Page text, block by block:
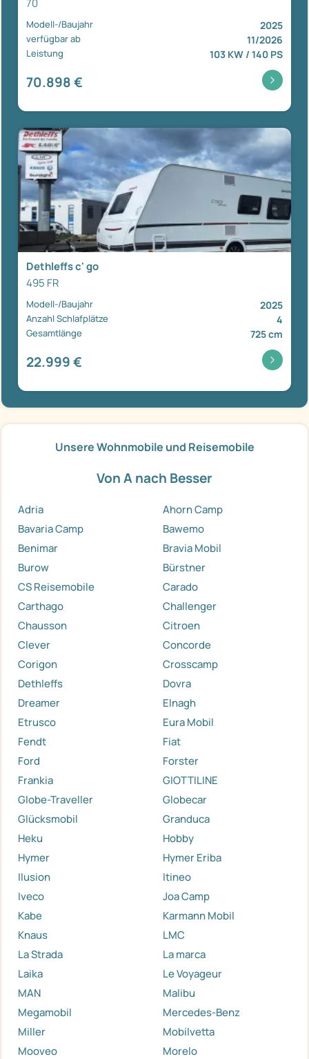
Modell-/Baujahr 2025
verfügbar ab 11/2026
Leistung 103 KW / 140 PS
70.898 €
Dethleffs c' go
495 FR
Modell-/Baujahr 2025
Anzahl Schlafplätze 4
Gesamtlänge 725 cm
22.999 €
Unsere Wohnmobile und Reisemobile
Von A nach Besser
Adria
Ahorn Camp
Bavaria Camp
Bawemo
Benimar
Bravia Mobil
Burow
Bürstner
CS Reisemobile
Carado
Carthago
Challenger
Chausson
Citroen
Clever
Concorde
Corigon
Crosscamp
Dethleffs
Dovra
Dreamer
Elnagh
Etrusco
Eura Mobil
Fendt
Fiat
Ford
Forster
Frankia
GIOTTILINE
Globe-Traveller
Globecar
Glücksmobil
Granduca
Heku
Hobby
Hymer
Hymer Eriba
Ilusion
Itineo
Iveco
Joa Camp
Kabe
Karmann Mobil
Knaus
LMC
La Strada
La marca
Laika
Le Voyageur
MAN
Malibu
Megamobil
Mercedes-Benz
Miller
Mobilvetta
Mooveo
Morelo